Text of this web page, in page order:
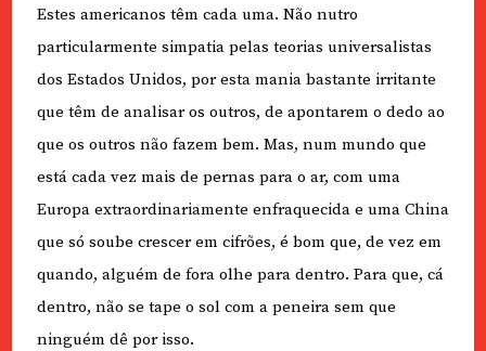
Estes americanos têm cada uma. Não nutro
particularmente simpatia pelas teorias universalistas
dos Estados Unidos, por esta mania bastante irritante
que têm de analisar os outros, de apontarem o dedo ao
que os outros não fazem bem. Mas, num mundo que
está cada vez mais de pernas para o ar, com uma
Europa extraordinariamente enfraquecida e uma China
que só soube crescer em cifrões, é bom que, de vez em
quando, alguém de fora olhe para dentro. Para que, cá
dentro, não se tape o sol com a peneira sem que
ninguém dê por isso.